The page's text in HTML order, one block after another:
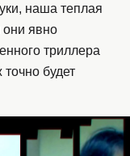
наша теплая
они явно
триллера
точно будет